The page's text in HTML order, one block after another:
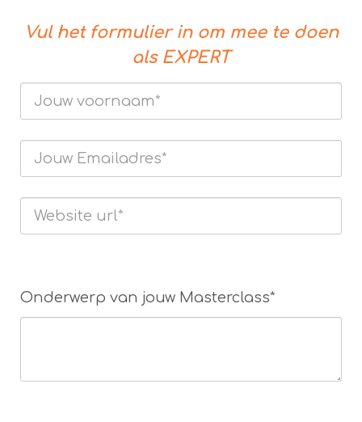
Vul het formulier in om mee te doen
als EXPERT
Onderwerp van jouw Masterclass*